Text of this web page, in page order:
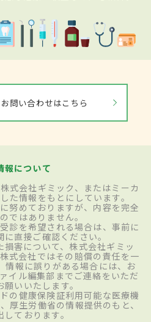
問い合わせはこちら
報について
式会社ギミック、またはミーカ
た情報をもとにしています。
努めておりますが、内容を完全
ではありません。
診を希望される場合は、事前に
直接ご確認ください。
害について、株式会社ギミッ
式会社ではその賠償の責任を一
情報に誤りがある場合には、お
イル編集部までご連絡をいただ
いいたします。
の健康保険証利用可能な医療機
厚生労働省の情報提供のもと、
ております。